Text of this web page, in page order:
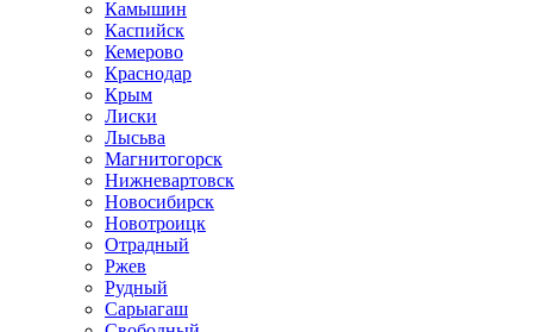
Камышин
Каспийск
Кемерово
Краснодар
Крым
Лиски
Лысьва
Магнитогорск
Нижневартовск
Новосибирск
Новотроицк
Отрадный
Ржев
Рудный
Сарыагаш